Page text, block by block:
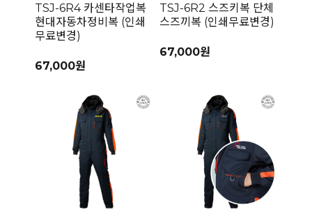
TSJ-6R4 카센타작업복
현대자동차정비복 (인쇄
무료변경)
67,000원
TSJ-6R2 스즈키복 단체
스즈끼복 (인쇄무료변경)
67,000원